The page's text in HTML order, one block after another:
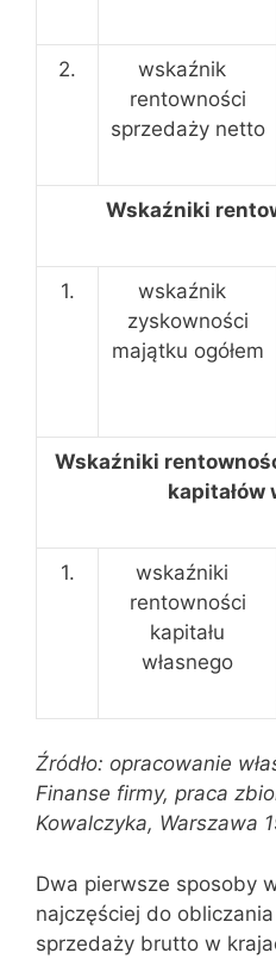
2.
wskaźnik
rentowności
sprzedaży netto
Wskaźniki
1.
wskaźnik
zyskowności
majątku ogółem
Wskaźniki
kapitałów
1.
wskaźniki
rentowności
kapitału
własnego
Źródło: opracowanie
Finanse firmy, praca
Kowalczyka, Warszawa
Dwa pierwsze sposoby
najczęściej do
sprzedaży brutto w